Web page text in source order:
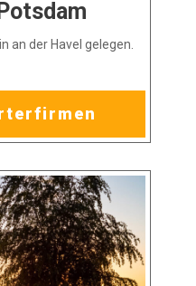
an der Havel gelegen.